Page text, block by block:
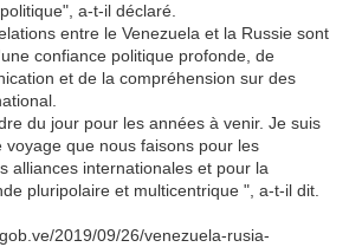
a-t-il déclaré.
entre le Venezuela et la Russie sont
confiance politique profonde, de
et de la compréhension sur des
du jour pour les années à venir. Je suis
que nous faisons pour les
alliances internationales et pour la
pluripolaire et multicentrique ", a-t-il dit.
2019/09/26/venezuela-rusia-